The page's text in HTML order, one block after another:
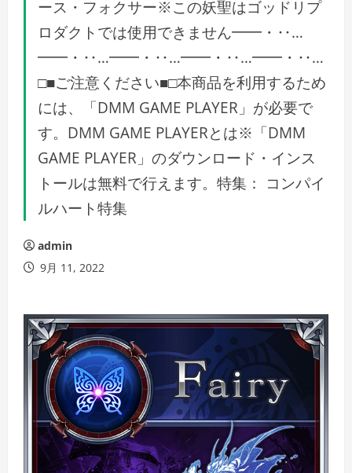
ース・フォクサー※この妖聖はゴッドリプ
ロダクトでは使用できません━━・‥…
━━・‥…━━・‥…━━・‥…━━・‥…
□■ご注意ください■□本商品を利用するため
には、「DMM GAME PLAYER」が必要で
す。DMM GAME PLAYERとは※「DMM
GAME PLAYER」のダウンロード・インス
トールは無料で行えます。特集： コンパイ
ルハート特集
admin
9月 11, 2022